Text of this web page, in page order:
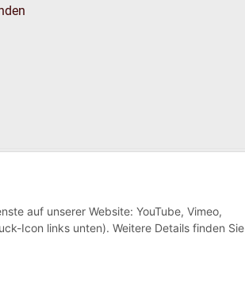
auf unserer Website: YouTube, Vimeo,
Icon links unten). Weitere Details finden Sie